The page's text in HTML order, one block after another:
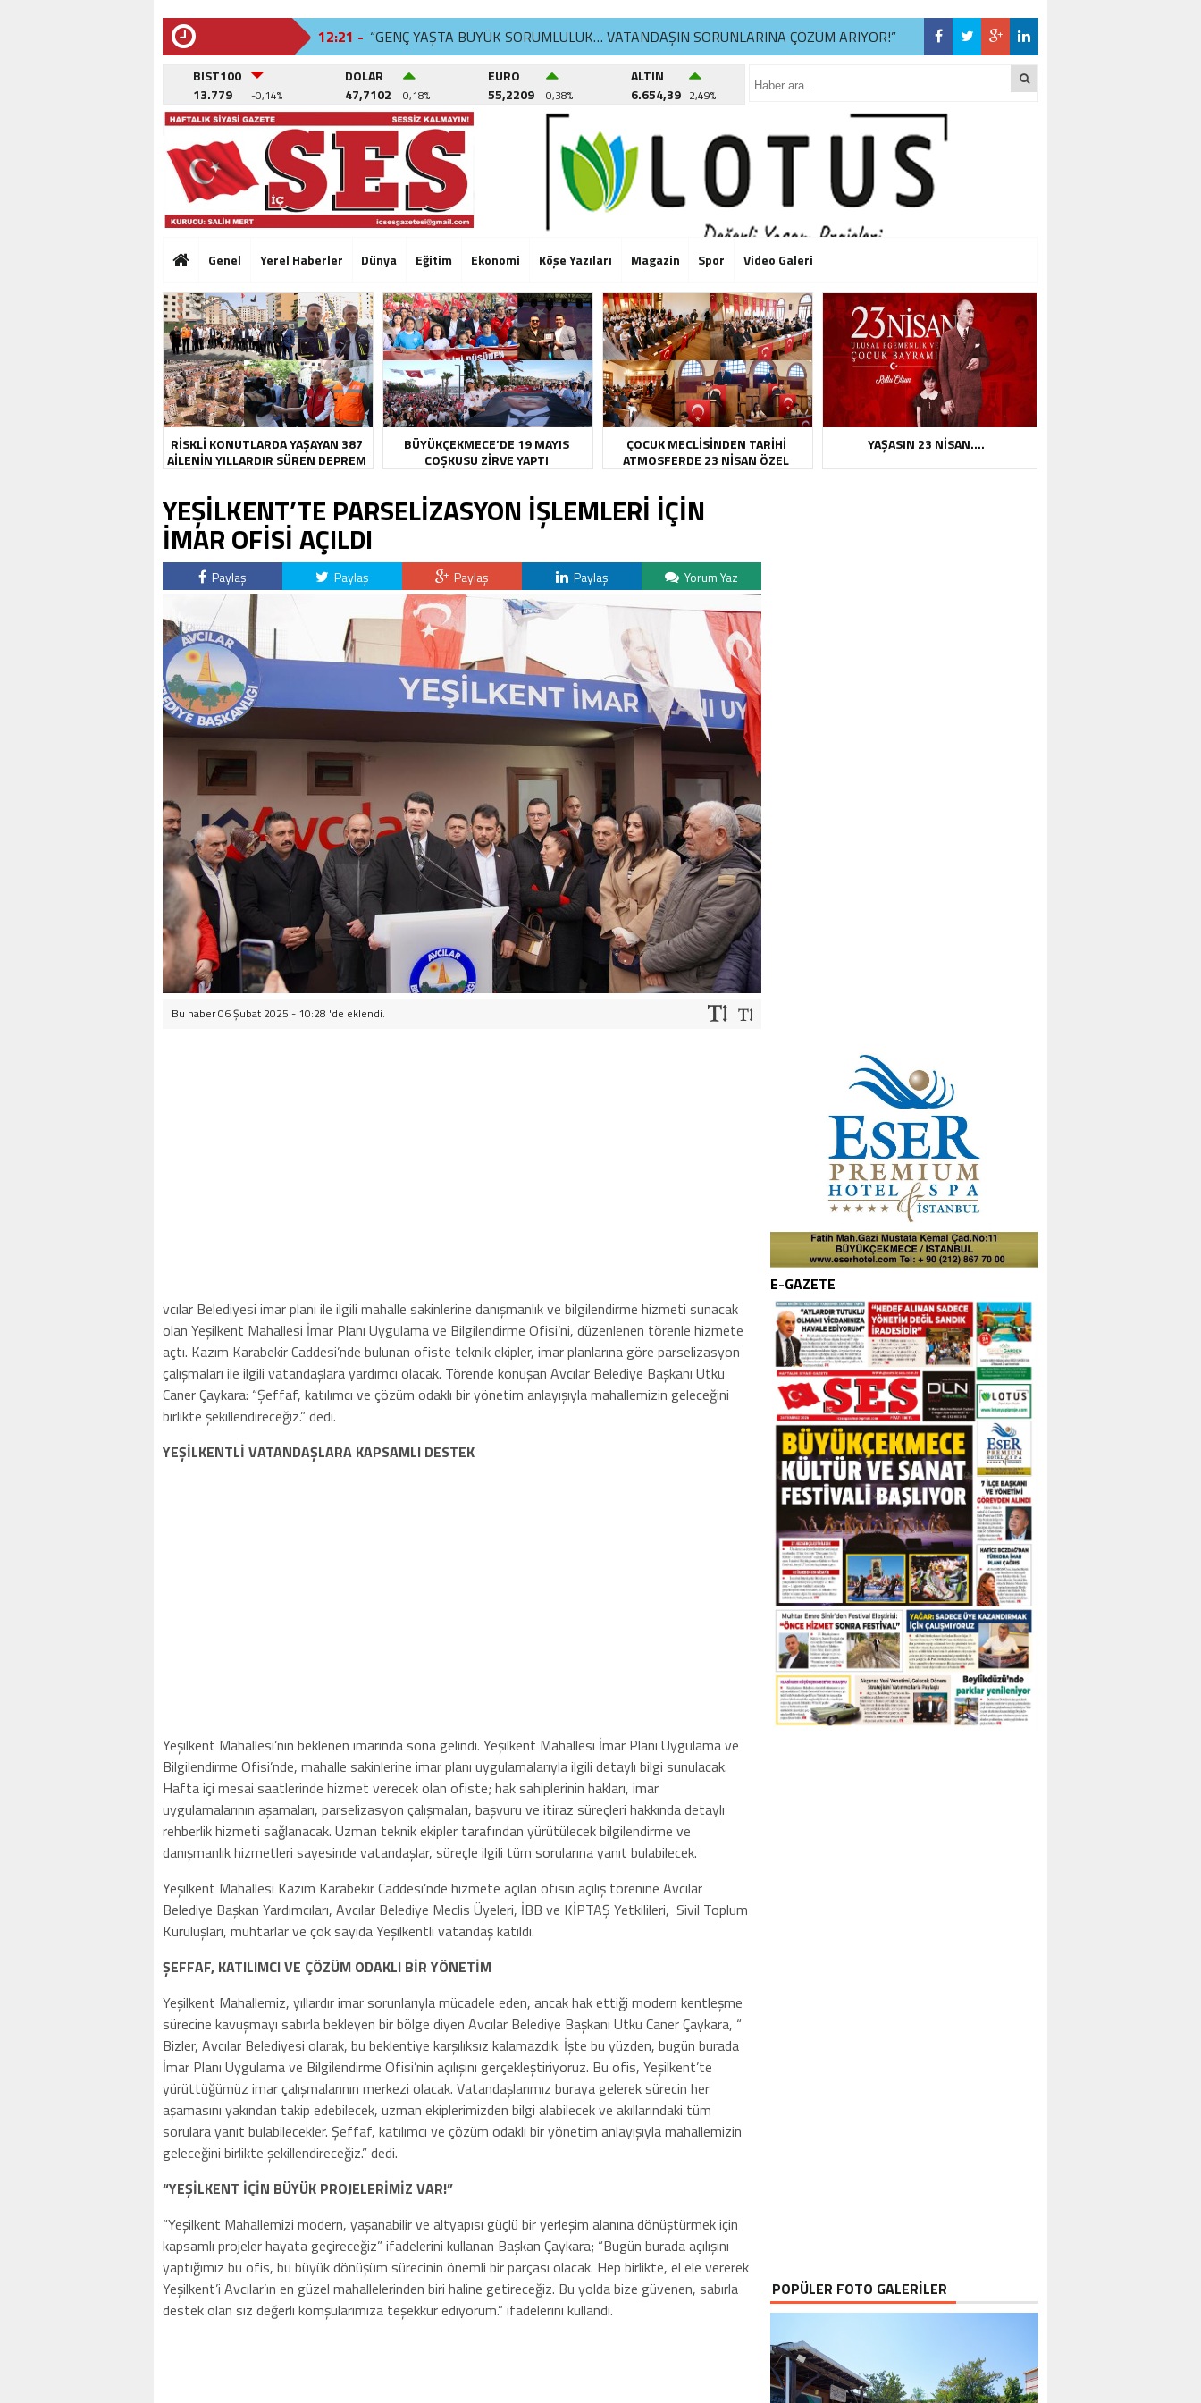
12:21 - “GENÇ YAŞTA BÜYÜK SORUMLULUK… VATANDAŞIN SORUNLARINA ÇÖZÜM ARIYOR!”
12:02 - BEYLİKDÜZÜ’NDE YAZ SPOR KURSLARI TÜM HIZIYLA DEVAM EDİYOR
12:26 - SANATLA YAŞAM ATÖLYELERİ’NDE 6. DÖNEM BAŞLADI
12:21 -
“GENÇ YAŞTA BÜYÜK SORUMLULUK… VATANDAŞIN SORUNLARINA ÇÖZÜM ARIYOR!”
12:02 -
BEYLİKDÜZÜ’NDE YAZ SPOR KURSLARI TÜM HIZIYLA DEVAM EDİYOR
12:26 - SANATLA YAŞAM ATÖLYELERİ’NDE 6. DÖNEM BAŞLADI
BIST100
13.779
-0,14%
DOLAR
47,7102
0,18%
EURO
55,2209
0,38%
ALTIN
6.654,39 2,49%
Genel Yerel Haberler Dünya Eğitim Ekonomi Köşe Yazıları Magazin Spor Video Galeri
RİSKLİ KONUTLARDA YAŞAYAN 387
AİLENİN YILLARDIR SÜREN DEPREM
BÜYÜKÇEKMECE’DE 19 MAYIS
COŞKUSU ZİRVE YAPTI
ÇOCUK MECLİSİNDEN TARİHİ
ATMOSFERDE 23 NİSAN ÖZEL
YAŞASIN 23 NİSAN….
YEŞİLKENT’TE PARSELİZASYON İŞLEMLERİ İÇİN
İMAR OFİSİ AÇILDI
Paylaş Paylaş Paylaş Paylaş Yorum Yaz
Bu haber 06 Şubat 2025 - 10:28 'de eklendi.
vcılar Belediyesi imar planı ile ilgili mahalle sakinlerine danışmanlık ve bilgilendirme hizmeti sunacak
olan Yeşilkent Mahallesi İmar Planı Uygulama ve Bilgilendirme Ofisi’ni, düzenlenen törenle hizmete
açtı. Kazım Karabekir Caddesi’nde bulunan ofiste teknik ekipler, imar planlarına göre parselizasyon
çalışmaları ile ilgili vatandaşlara yardımcı olacak. Törende konuşan Avcılar Belediye Başkanı Utku
Caner Çaykara: “Şeffaf, katılımcı ve çözüm odaklı bir yönetim anlayışıyla mahallemizin geleceğini
birlikte şekillendireceğiz.” dedi.
YEŞİLKENTLİ VATANDAŞLARA KAPSAMLI DESTEK
Yeşilkent Mahallesi’nin beklenen imarında sona gelindi. Yeşilkent Mahallesi İmar Planı Uygulama ve
Bilgilendirme Ofisi’nde, mahalle sakinlerine imar planı uygulamalarıyla ilgili detaylı bilgi sunulacak.
Hafta içi mesai saatlerinde hizmet verecek olan ofiste; hak sahiplerinin hakları, imar
uygulamalarının aşamaları, parselizasyon çalışmaları, başvuru ve itiraz süreçleri hakkında detaylı
rehberlik hizmeti sağlanacak. Uzman teknik ekipler tarafından yürütülecek bilgilendirme ve
danışmanlık hizmetleri sayesinde vatandaşlar, süreçle ilgili tüm sorularına yanıt bulabilecek.
Yeşilkent Mahallesi Kazım Karabekir Caddesi’nde hizmete açılan ofisin açılış törenine Avcılar
Belediye Başkan Yardımcıları, Avcılar Belediye Meclis Üyeleri, İBB ve KİPTAŞ Yetkilileri, Sivil Toplum
Kuruluşları, muhtarlar ve çok sayıda Yeşilkentli vatandaş katıldı.
ŞEFFAF, KATILIMCI VE ÇÖZÜM ODAKLI BİR YÖNETİM
Yeşilkent Mahallemiz, yıllardır imar sorunlarıyla mücadele eden, ancak hak ettiği modern kentleşme
sürecine kavuşmayı sabırla bekleyen bir bölge diyen Avcılar Belediye Başkanı Utku Caner Çaykara, “
Bizler, Avcılar Belediyesi olarak, bu beklentiye karşılıksız kalamazdık. İşte bu yüzden, bugün burada
İmar Planı Uygulama ve Bilgilendirme Ofisi’nin açılışını gerçekleştiriyoruz. Bu ofis, Yeşilkent’te
yürüttüğümüz imar çalışmalarının merkezi olacak. Vatandaşlarımız buraya gelerek sürecin her
aşamasını yakından takip edebilecek, uzman ekiplerimizden bilgi alabilecek ve akıllarındaki tüm
sorulara yanıt bulabilecekler. Şeffaf, katılımcı ve çözüm odaklı bir yönetim anlayışıyla mahallemizin
geleceğini birlikte şekillendireceğiz.” dedi.
“YEŞİLKENT İÇİN BÜYÜK PROJELERİMİZ VAR!”
“Yeşilkent Mahallemizi modern, yaşanabilir ve altyapısı güçlü bir yerleşim alanına dönüştürmek için
kapsamlı projeler hayata geçireceğiz” ifadelerini kullanan Başkan Çaykara; “Bugün burada açılışını
yaptığımız bu ofis, bu büyük dönüşüm sürecinin önemli bir parçası olacak. Hep birlikte, el ele vererek
Yeşilkent’i Avcılar’ın en güzel mahallelerinden biri haline getireceğiz. Bu yolda bize güvenen, sabırla
destek olan siz değerli komşularımıza teşekkür ediyorum.” ifadelerini kullandı.
E-GAZETE
POPÜLER FOTO GALERİLER